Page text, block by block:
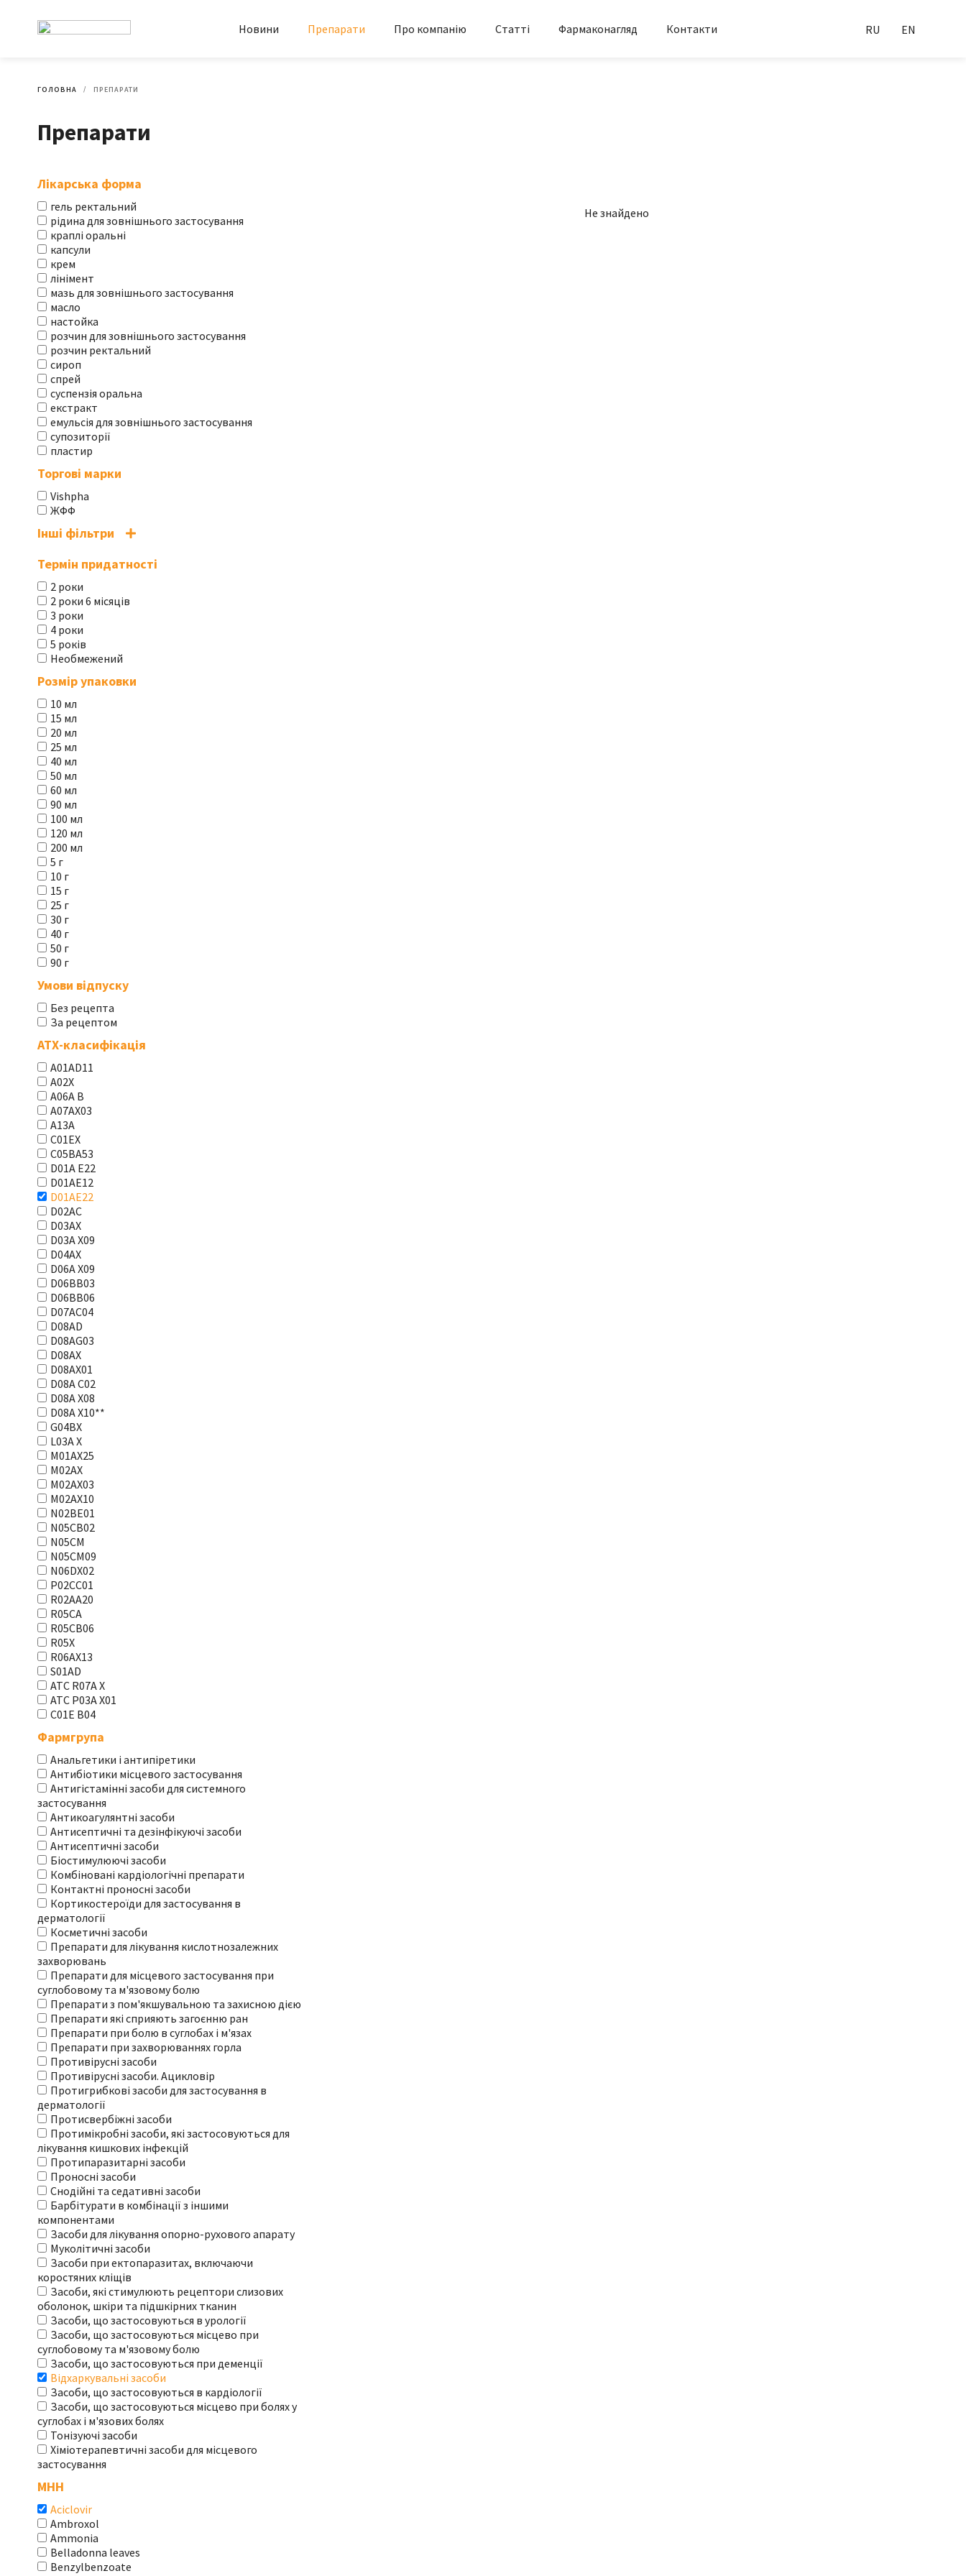
Новини Препарати Про компанію Статті Фармаконагляд Контакти RU EN
ГОЛОВНА ПРЕПАРАТИ
Препарати
Лікарська форма
гель ректальний
рідина для зовнішнього застосування
краплі оральні
капсули
крем
лінімент
мазь для зовнішнього застосування
масло
настойка
розчин для зовнішнього застосування
розчин ректальний
сироп
спрей
суспензія оральна
екстракт
емульсія для зовнішнього застосування
супозиторії
пластир
Торгові марки
Vishpha
ЖФФ
Інші фільтри
Термін придатності
2 роки
2 роки 6 місяців
3 роки
4 роки
5 років
Необмежений
Розмір упаковки
10 мл
15 мл
20 мл
25 мл
40 мл
50 мл
60 мл
90 мл
100 мл
120 мл
200 мл
5 г
10 г
15 г
25 г
30 г
40 г
50 г
90 г
Умови відпуску
Без рецепта
За рецептом
АТХ-класифікація
A01AD11
A02X
A06A В
A07AX03
A13A
C01EX
C05BA53
D01A E22
D01AE12
D01AE22
D02AC
D03AX
D03A X09
D04AX
D06A X09
D06BB03
D06BB06
D07AC04
D08AD
D08AG03
D08AX
D08AX01
D08А С02
D08А Х08
D08А Х10**
G04BX
L03А Х
M01AX25
M02AX
M02AX03
M02AX10
N02BE01
N05CB02
N05CM
N05CM09
N06DX02
P02CC01
R02AA20
R05CA
R05CB06
R05X
R06AX13
S01AD
АТС R07A X
АТС Р03А Х01
С01Е В04
Фармгрупа
Анальгетики і антипіретики
Антибіотики місцевого застосування
Антигістамінні засоби для системного
застосування
Антикоагулянтні засоби
Антисептичні та дезінфікуючі засоби
Антисептичні засоби
Біостимулюючі засоби
Комбіновані кардіологічні препарати
Контактні проносні засоби
Кортикостероїди для застосування в
дерматології
Косметичні засоби
Препарати для лікування кислотнозалежних
захворювань
Препарати для місцевого застосування при
суглобовому та м'язовому болю
Препарати з пом'якшувальною та захисною дією
Препарати які сприяють загоєнню ран
Препарати при болю в суглобах і м'язах
Препарати при захворюваннях горла
Противірусні засоби
Противірусні засоби. Ацикловір
Протигрибкові засоби для застосування в
дерматології
Протисвербіжні засоби
Протимікробні засоби, які застосовуються для
лікування кишкових інфекцій
Протипаразитарні засоби
Проносні засоби
Снодійні та седативні засоби
Барбітурати в комбінації з іншими
компонентами
Засоби для лікування опорно-рухового апарату
Муколітичні засоби
Засоби при ектопаразитах, включаючи
коростяних кліщів
Засоби, які стимулюють рецептори слизових
оболонок, шкіри та підшкірних тканин
Засоби, що застосовуються в урології
Засоби, що застосовуються місцево при
суглобовому та м'язовому болю
Засоби, що застосовуються при деменції
Відхаркувальні засоби
Засоби, що застосовуються в кардіології
Засоби, що застосовуються місцево при болях у
суглобах і м'язових болях
Тонізуючі засоби
Хіміотерапевтичні засоби для місцевого
застосування
МНН
Aciclovir
Ambroxol
Ammonia
Belladonna leaves
Benzylbenzoate
Не знайдено